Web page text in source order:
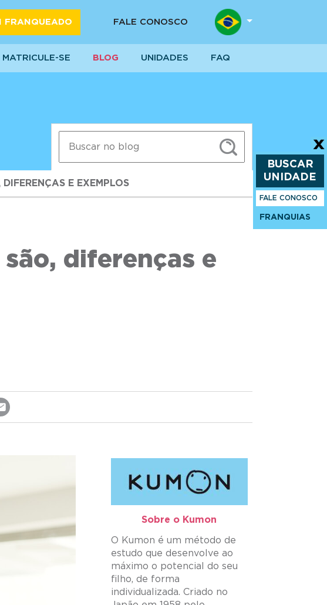
FRANQUEADO FALE CONOSCO
MATRICULE-SE BLOG UNIDADES FAQ
E EXEMPLOS
diferenças e
Sobre o Kumon​
O Kumon é um método de
estudo que desenvolve ao
máximo o potencial do seu
filho, de forma
individualizada. Criado no
BUSCAR
UNIDADE
FALE CONOSCO
FRANQUIAS